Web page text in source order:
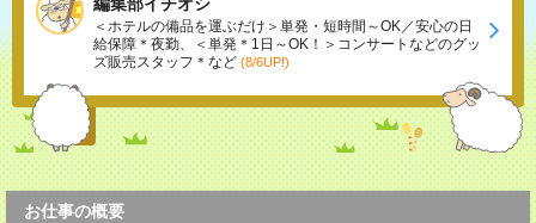
＜ホテルの備品を運ぶだけ＞単発・短時間～OK／安心の日
給保障＊夜勤、＜単発＊1日～OK！＞コンサートなどのグッ
ズ販売スタッフ＊など (8/6UP!)
お仕事の概要